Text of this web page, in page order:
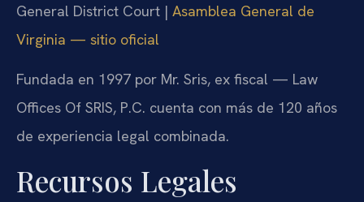
General District Court | Asamblea General de
Virginia — sitio oficial
Fundada en 1997 por Mr. Sris, ex fiscal — Law
Offices Of SRIS, P.C. cuenta con más de 120 años
de experiencia legal combinada.
Recursos Legales